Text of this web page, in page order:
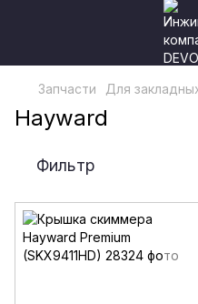
Запчасти Для
Hayward
Фильтр